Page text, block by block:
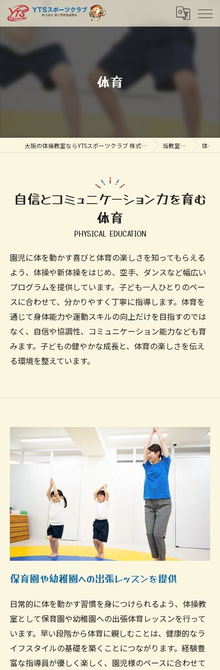
体育
大阪の体操教室ならYTSスポーツクラブ 株式会社幼少児体育振興会 当教室の特徴 体育
自信とコミュニケーション力を育む
体育
PHYSICAL EDUCATION
園児に体を動かす喜びと体育の楽しさを知ってもらえる
よう、体操や新体操をはじめ、空手、ダンスなど幅広い
プログラムを提供しています。子ども一人ひとりのペー
スに合わせて、分かりやすく丁寧に指導します。体育を
通じて身体能力や運動スキルの向上だけを目指すのでは
なく、自信や協調性、コミュニケーション能力なども育
みます。子どもの健やかな成長と、体育の楽しさを伝え
る環境を整えています。
保育園や幼稚園への出張レッスンを提供
日常的に体を動かす習慣を身につけられるよう、体操教
室として保育園や幼稚園への出張体育レッスンを行って
います。早い段階から体育に親しむことは、健康的なラ
イフスタイルの基礎を築くことにつながります。経験豊
富な指導員が優しく楽しく、園児様のペースに合わせて